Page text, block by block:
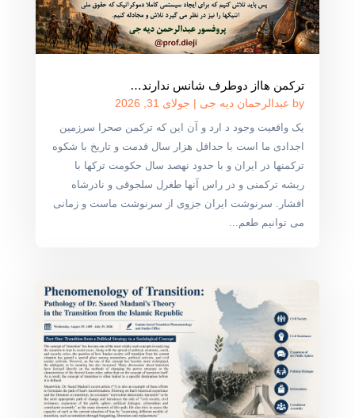
ترکمن هااز دوطرف شانس ندارند…
by عبدالرحمان دیه جی | جولای 31, 2026
یک واقعیت وجود د ارد و آن این که ترکمن صحرا سرزمین
اجدادی ما است با حداقل هزار سال قدمت و تاریخ با شکوه
ترکمنها در ایران و با حدود نهصد سال حکومت ترکها با
ریشه ترکمنی و در راس آنها طغرل سلجوقی و نادرشاه
افشار. سرنوشت ایران جزوی از سرنوشت ماست و زمانی
می توانیم طعم...